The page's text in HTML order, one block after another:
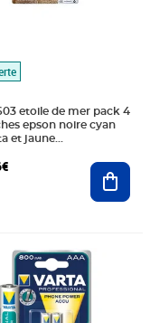
etoile de mer pack 4
epson noire cyan
et jaune